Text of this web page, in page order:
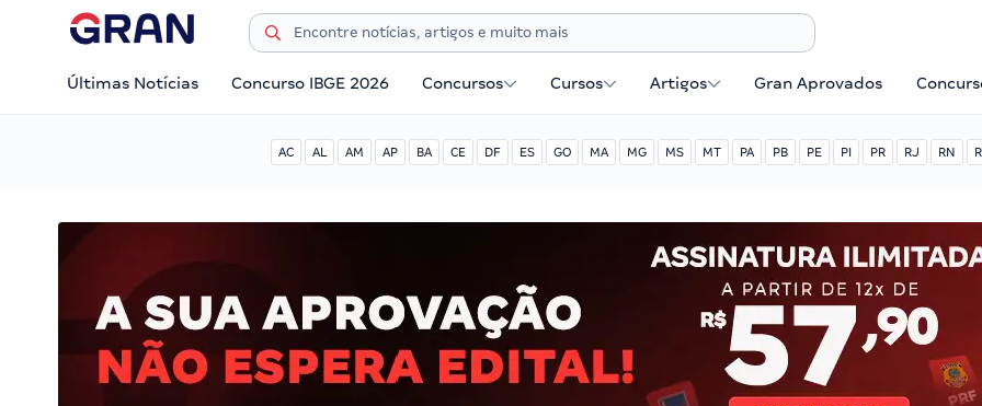
Últimas Notícias Concurso IBGE 2026 Concursos Cursos Artigos Gran Aprovados
AC AL AM AP BA CE DF ES GO MA MG MS MT PA PB PE PI PR RJ RN